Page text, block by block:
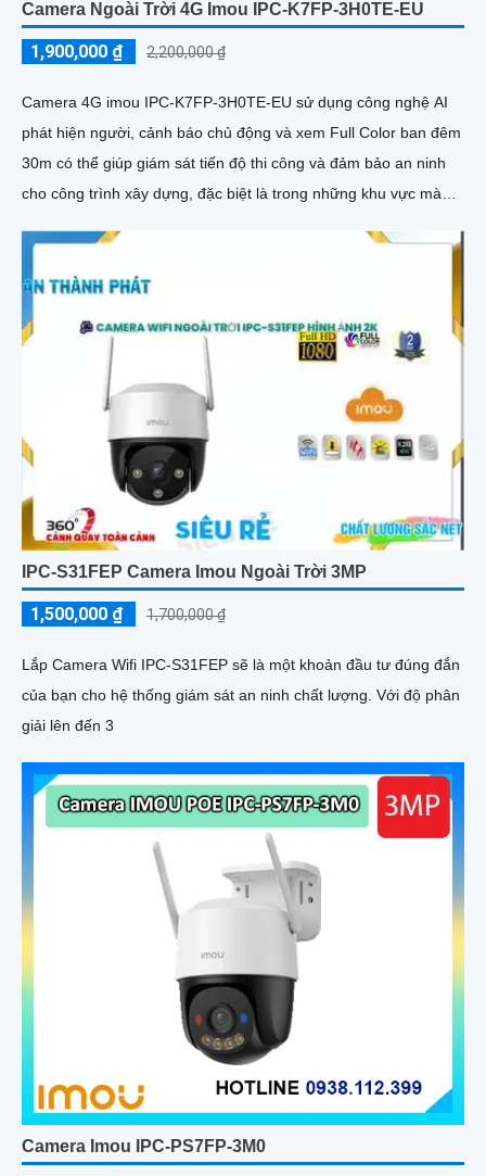
Camera Ngoài Trời 4G Imou IPC-K7FP-3H0TE-EU
1,900,000 ₫ 2,200,000 ₫
Camera 4G imou IPC-K7FP-3H0TE-EU sử dụng công nghệ AI
phát hiện người, cảnh báo chủ động và xem Full Color ban đêm
30m có thể giúp giám sát tiến độ thi công và đảm bảo an ninh
cho công trình xây dựng, đặc biệt là trong những khu vực mà
người và động vật, kết hợp Wifi không dây
IPC-S31FEP Camera Imou Ngoài Trời 3MP
1,500,000 ₫ 1,700,000 ₫
Lắp Camera Wifi IPC-S31FEP sẽ là một khoản đầu tư đúng đắn
của bạn cho hệ thống giám sát an ninh chất lượng. Với độ phân
giải lên đến 3
Camera Imou IPC-PS7FP-3M0